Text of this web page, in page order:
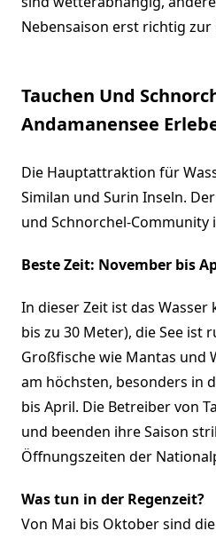
Nebensaison erst richtig zur
Tauchen Und
Andamanensee
Die Hauptattraktion für
Similan und Surin Inseln.
und Schnorchel-Community
Beste Zeit: November bis
In dieser Zeit ist das
bis zu 30 Meter), die See ist
Großfische wie Mantas und
am höchsten, besonders in
bis April. Die Betreiber von
und beenden ihre Saison
Öffnungszeiten der
Was tun in der Regenzeit?
Von Mai bis Oktober sind